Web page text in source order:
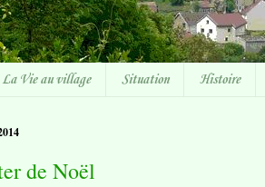
La Vie au village Situation Histoire
de Noël